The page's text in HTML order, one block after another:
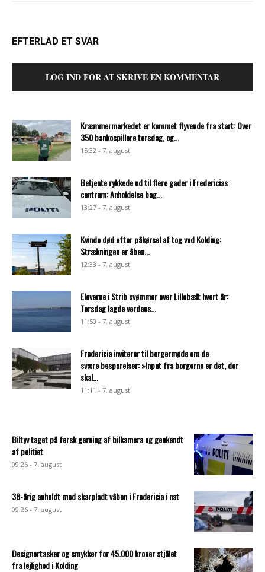
EFTERLAD ET SVAR
LOG IND FOR AT SKRIVE EN KOMMENTAR
Kræmmermarkedet er kommet flyvende fra start: Over
350 bankospillere torsdag, og...
15:32 - 7. august
Betjente rykkede ud til flere gader i Fredericias
centrum: Anholdelse bag...
13:27 - 7. august
Kvinde død efter påkørsel af tog ved Kolding:
Strækningen er åben...
12:33 - 7. august
Eleverne i Strib svømmer over Lillebælt hvert år:
Torsdag lagde verdens...
11:50 - 7. august
Fredericia inviterer til borgermøde om de
svære besparelser: »Input fra borgerne er det, der
skal...
11:11 - 7. august
Biltyv taget på fersk gerning af bilkamera og genkendt
af politiet
09:26 - 7. august
38-årig anholdt med skarpladt våben i Fredericia i nat
09:26 - 7. august
Designertasker og smykker for 45.000 kroner stjålet
fra lejlighed i Kolding